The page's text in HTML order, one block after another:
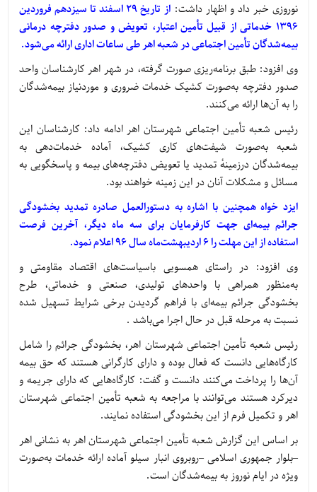
نوروزی خبر داد و اظهار داشت:
از تاریخ ٢٩ اسفند تا سیزدهم فروردین
1396 خدماتی از قبیل تأمین اعتبار، تعویض و صدور دفترچه درمانی
بیمه‌شدگان تأمین اجتماعی در شعبه اهر طی ساعات اداری ارائه می‌شود.
وی افزود: طبق برنامه‌ریزی صورت گرفته، در شهر اهر کارشناسان واحد
صدور دفترچه به‌صورت کشیک خدمات ضروری و موردنیاز بیمه‌شدگان
را به آن‌ها ارائه می‌کنند.
رئیس شعبه تأمین اجتماعی شهرستان اهر ادامه داد: کارشناسان این
شعبه به‌صورت شیفت‌های کاری کشیک، آماده خدمات‌دهی به
بیمه‌شدگان درزمینهٔ تمدید یا تعویض دفترچه‌های بیمه و پاسخگویی به
مسائل و مشکلات آنان در این زمینه خواهند بود.
ایزد خواه همچنین با اشاره به دستورالعمل صادره تمدید بخشودگی
جرائم بیمه‌ای جهت کارفرمایان برای سه ماه دیگر، آخرین فرصت
استفاده از این مهلت را 6 اردیبهشت‌ماه سال ٩٦ اعلام نمود.
وی افزود: در راستای همسویی باسیاست‌های اقتصاد مقاومتی و
به‌منظور همراهی با واحدهای تولیدی، صنعتی و خدماتی، طرح
بخشودگی جرائم بیمه‌ای با فراهم گردیدن برخی شرایط تسهیل شده
نسبت به مرحله قبل در حال اجرا می‌باشد .
رئیس شعبه تأمین اجتماعی شهرستان اهر، بخشودگی جرائم را شامل
کارگاه‌هایی دانست که فعال بوده و دارای کارگرانی هستند که حق بیمه
آن‌ها را پرداخت می‌کنند دانست و گفت: کارگاه‌هایی که دارای جریمه و
دیرکرد هستند می‌توانند با مراجعه به شعبه تأمین اجتماعی شهرستان
اهر و تکمیل فرم از این بخشودگی استفاده نمایند.
بر اساس این گزارش شعبه تأمین اجتماعی شهرستان اهر به نشانی اهر
–بلوار جمهوری اسلامی –روبروی انبار سیلو آماده ارائه خدمات به‌صورت
ویژه در ایام نوروز به بیمه‌شدگان است.